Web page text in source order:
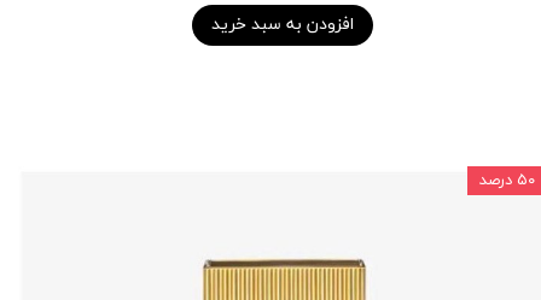
افزودن به سبد خرید
۵۰ درصد